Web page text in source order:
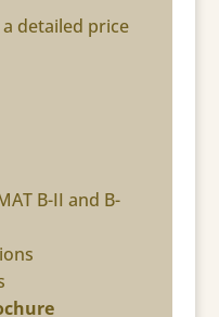
detailed price
B-II and B-